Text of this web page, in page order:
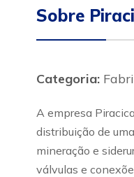
Sobre
Categoria:
A empresa
distribuição de
mineração e
válvulas e